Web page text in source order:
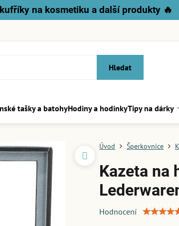
na kosmetiku a další produkty 🔥
Hledat
tašky a batohyHodiny a hodinkyTipy na dárky
Úvod Šperkovnice
Kazeta na
Hodnocení